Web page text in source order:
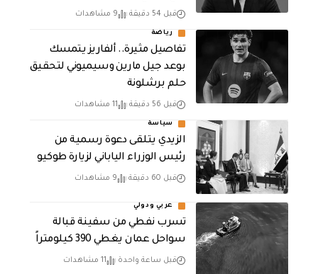
قبل 54 دقيقة 9 مشاهدات
رياضة
تفاصيل مثيرة.. ألفاريز يتمسك
بوعد جيل مارين وسيميوني لتحقيق
حلم برشلونة
قبل 56 دقيقة 11 مشاهدات
سياسة
الزيدي يتلقى دعوة رسمية من
رئيس الوزراء الياباني لزيارة طوكيو
قبل 60 دقيقة 9 مشاهدات
عربي ودولي
تسرب نفطي من سفينة قبالة
سواحل عمان يغطي 390 كيلومتراً
قبل ساعة واحدة 11 مشاهدات